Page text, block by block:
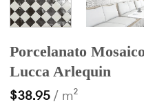
Porcelanato
Lucca Arlequin
$38.95 / m²